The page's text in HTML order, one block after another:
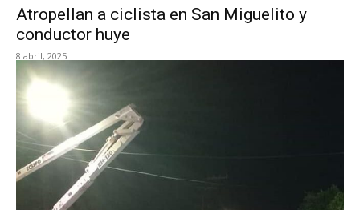
Atropellan a ciclista en San Miguelito y
conductor huye
8 abril, 2025